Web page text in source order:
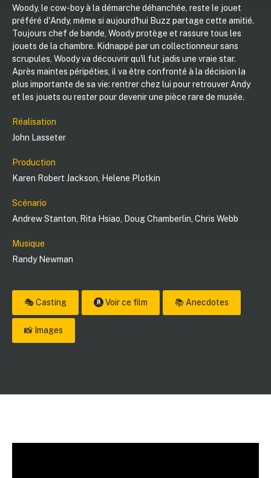
Woody, le cow-boy à la démarche déhanchée, reste le jouet
préféré d'Andy, même si aujourd'hui Buzz partage cette amitié.
Toujours chef de bande, Woody protège et rassure tous les
jouets de la chambre. Kidnappé par un collectionneur sans
scrupules, Woody va découvrir qu'il fut jadis une vraie star.
Après maintes péripéties, il va être confronté à la décision la
plus importante de sa vie: rentrer chez lui pour retrouver Andy
et les jouets ou rester pour devenir une pièce rare de musée.
Réalisation
John Lasseter
Production
Karen Robert Jackson, Helene Plotkin
Scénario
Andrew Stanton, Rita Hsiao, Doug Chamberlin, Chris Webb
Musique
Randy Newman
🎭 Casting Voir ce film 📚 Anecdotes
📸 Images